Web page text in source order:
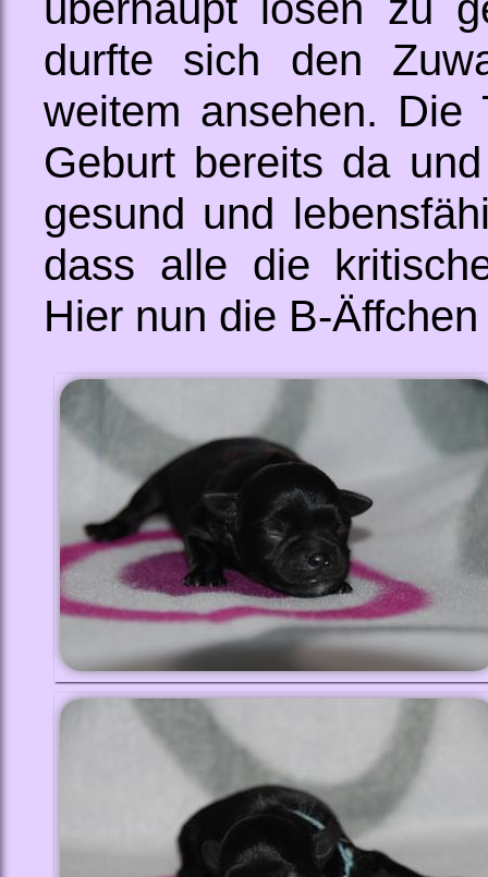
durfte sich den
weitem ansehen.
Geburt bereits da
gesund und
dass alle die
Hier nun die B-